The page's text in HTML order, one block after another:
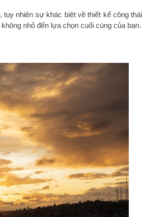
nhiên sự khác biệt về thiết kế công thái
nhỏ đến lựa chọn cuối cùng của bạn.